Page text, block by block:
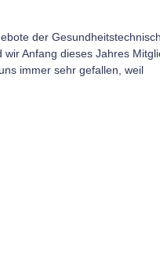
der
Anfang dieses Jahres
immer sehr gefallen, weil